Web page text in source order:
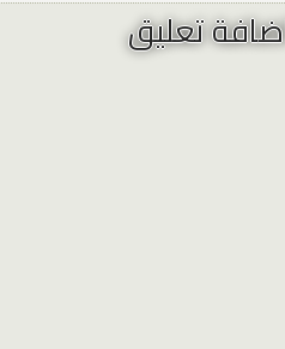
تعليق